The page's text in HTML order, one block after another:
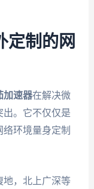
定制的网
加速器在解决微
出。它不仅仅是
环境量身定制
地，北上广深等